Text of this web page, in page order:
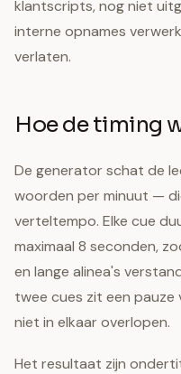
klantscripts, nog niet
interne opnames
verlaten.
Hoe de timing
De generator schat de
woorden per minuut —
verteltempo. Elke cue
maximaal 8 seconden,
en lange alinea's
twee cues zit een
niet in elkaar overlopen.
Het resultaat zijn